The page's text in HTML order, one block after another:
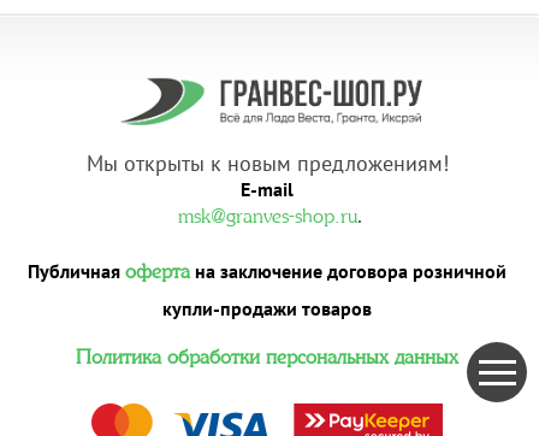
Мы открыты к новым предложениям!
E-mail
msk@granves-shop.ru.
Публичная офертана заключение договора розничной
купли-продажи товаров
Политика обработки персональных данных